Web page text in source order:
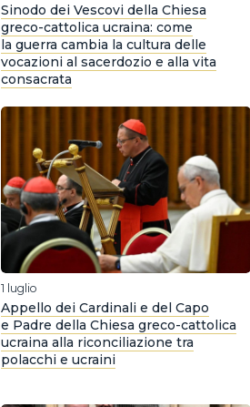
Sinodo dei Vescovi della Chiesa
greco-cattolica ucraina: come
la guerra cambia la cultura delle
vocazioni al sacerdozio e alla vita
consacrata
1 luglio
Appello dei Cardinali e del Capo
e Padre della Chiesa greco-cattolica
ucraina alla riconciliazione tra
polacchi e ucraini